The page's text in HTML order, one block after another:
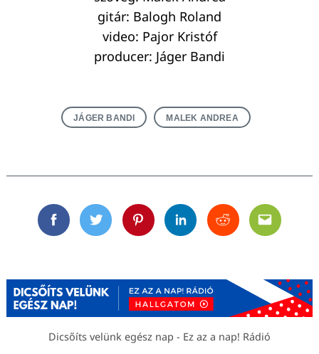
gitár: Balogh Roland
video: Pajor Kristóf
producer: Jáger Bandi
JÁGER BANDI MALEK ANDREA
FacebookTwitterPinterestLinkedinRedditEmail
Dicsőíts velünk egész nap - Ez az a nap! Rádió
Keresés: